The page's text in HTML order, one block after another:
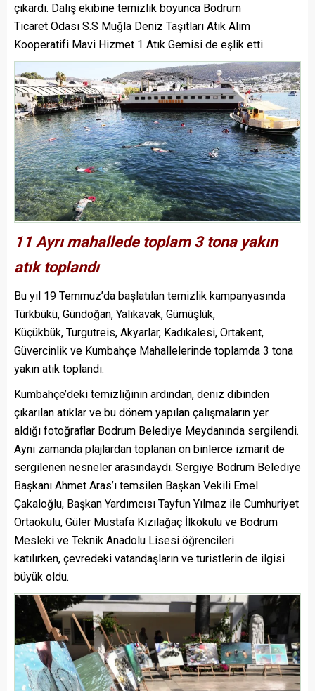
çıkardı. Dalış ekibine temizlik boyunca Bodrum
Ticaret Odası S.S Muğla Deniz Taşıtları Atık Alım
Kooperatifi Mavi Hizmet 1 Atık Gemisi de eşlik etti.
11 Ayrı mahallede toplam 3 tona yakın
atık toplandı
Bu yıl 19 Temmuz’da başlatılan temizlik kampanyasında
Türkbükü, Gündoğan, Yalıkavak, Gümüşlük,
Küçükbük, Turgutreis, Akyarlar, Kadıkalesi, Ortakent,
Güvercinlik ve Kumbahçe Mahallelerinde toplamda 3 tona
yakın atık toplandı.
Kumbahçe’deki temizliğinin ardından, deniz dibinden
çıkarılan atıklar ve bu dönem yapılan çalışmaların yer
aldığı fotoğraflar Bodrum Belediye Meydanında sergilendi.
Aynı zamanda plajlardan toplanan on binlerce izmarit de
sergilenen nesneler arasındaydı. Sergiye Bodrum Belediye
Başkanı Ahmet Aras’ı temsilen Başkan Vekili Emel
Çakaloğlu, Başkan Yardımcısı Tayfun Yılmaz ile Cumhuriyet
Ortaokulu, Güler Mustafa Kızılağaç İlkokulu ve Bodrum
Mesleki ve Teknik Anadolu Lisesi öğrencileri
katılırken, çevredeki vatandaşların ve turistlerin de ilgisi
büyük oldu.